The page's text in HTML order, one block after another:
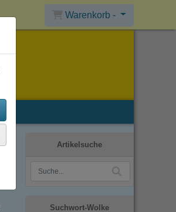
Warenkorb -
Artikelsuche
Suchwort-Wolke